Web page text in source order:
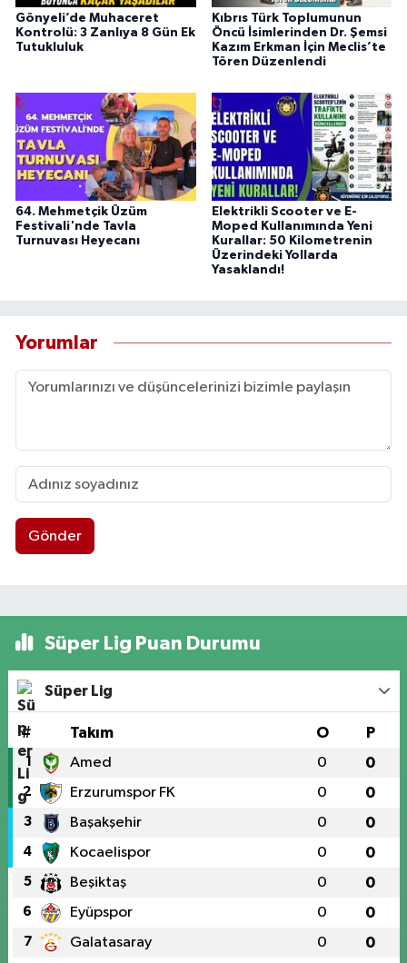
Gönyeli’de Muhaceret
Kontrolü: 3 Zanlıya 8 Gün Ek
Tutukluluk
Kıbrıs Türk Toplumunun
Öncü İsimlerinden Dr. Şemsi
Kazım Erkman İçin Meclis’te
Tören Düzenlendi
64. Mehmetçik Üzüm
Festivali'nde Tavla
Turnuvası Heyecanı
Elektrikli Scooter ve E-
Moped Kullanımında Yeni
Kurallar: 50 Kilometrenin
Üzerindeki Yollarda
Yasaklandı!
Yorumlar
Gönder
Süper Lig Puan Durumu
Süper Lig
# Takım O P
1 Amed 0 0
2 Erzurumspor FK 0 0
3 Başakşehir 0 0
4 Kocaelispor 0 0
5 Beşiktaş 0 0
6 Eyüpspor 0 0
7 Galatasaray 0 0